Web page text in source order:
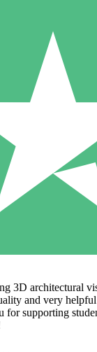
3D architectural
and very
for supporting